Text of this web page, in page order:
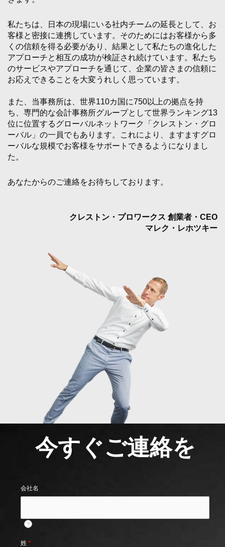
私たちは、日本の現場にいる社内チームの延長として、お
客様と密接に連携しています。そのためにはお客様から多
くの信頼を得る必要があり、結果として私たちの進化した
アプローチと相互の成功が検証され続けています。私たち
のサービスやアプローチを通じて、企業の皆さまの信頼に
お応えできることを大変うれしく思っています。
また、当事務所は、世界110カ国に750以上の拠点を持
ち、専門的な会計事務所グループとして世界ランキング13
位に位置するグローバルネットワーク「クレストン・グロ
ーバル」の一員でもあります。これにより、ますますグロ
ーバルな規模でお客様をサポートできるようになりまし
た。
あなたからのご連絡をお待ちしております。
クレストン・プロワークス 創業者・CEO
マレク・レホツキー
今すぐご連絡を
会社名
?
姓 *